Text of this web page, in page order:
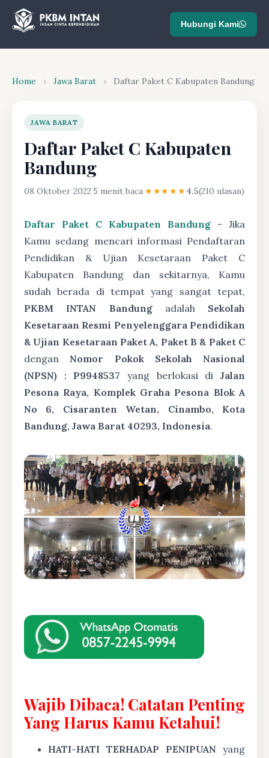
Hubungi Kami
Home › Jawa Barat › Daftar Paket C Kabupaten Bandung
JAWA BARAT
Daftar Paket C Kabupaten
Bandung
08 Oktober 2022·5 menit baca·★★★★★4.5(210 ulasan)
Daftar Paket C Kabupaten Bandung - Jika
Kamu sedang mencari informasi Pendaftaran
Pendidikan & Ujian Kesetaraan Paket C
Kabupaten Bandung dan sekitarnya, Kamu
sudah berada di tempat yang sangat tepat,
PKBM INTAN Bandungadalah Sekolah
Kesetaraan Resmi Penyelenggara Pendidikan
& Ujian Kesetaraan Paket A, Paket B & Paket C
denganNomor Pokok Sekolah Nasional
(NPSN) : P9948537 yang berlokasi diJalan
Pesona Raya, Komplek Graha Pesona Blok A
No 6, Cisaranten Wetan, Cinambo, Kota
Bandung, Jawa Barat 40293, Indonesia.
Wajib Dibaca! Catatan Penting
Yang Harus Kamu Ketahui!
HATI-HATI TERHADAP PENIPUAN yang